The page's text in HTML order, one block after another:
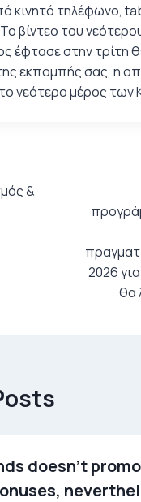
κινητό τηλέφωνο,
βίντεο του
έφτασε στην τρίτη
εκπομπής σας, η
νεότερο μέρος των
&
2026
θα
doesn’t